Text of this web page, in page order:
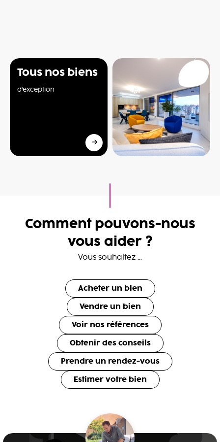
Tous nos biens
d'exception
Comment pouvons-nous
vous aider ?
Vous souhaitez ...
Acheter un bien
Vendre un bien
Voir nos références
Obtenir des conseils
Prendre un rendez-vous
Estimer votre bien